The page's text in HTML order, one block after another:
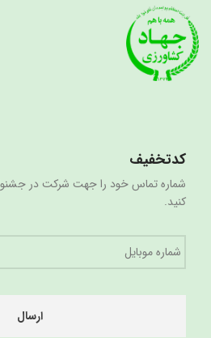
کدتخفیف
شماره تماس خود را جهت شرکت در
کنید.
شماره
موبایل